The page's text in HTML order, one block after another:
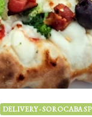
DELIVERY - SOROCABA SP